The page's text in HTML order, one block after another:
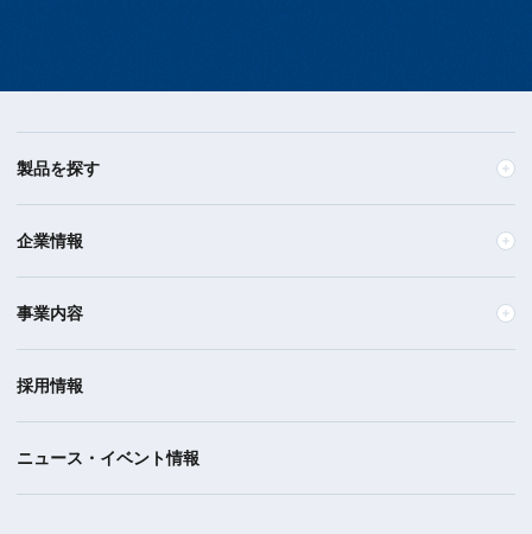
製品を探す
企業情報
事業内容
採用情報
ニュース・イベント情報